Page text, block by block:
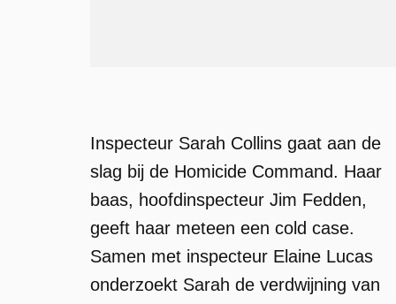
Inspecteur Sarah Collins gaat aan de
slag bij de Homicide Command. Haar
baas, hoofdinspecteur Jim Fedden,
geeft haar meteen een cold case.
Samen met inspecteur Elaine Lucas
onderzoekt Sarah de verdwijning van